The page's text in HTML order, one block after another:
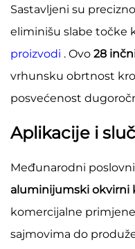
Sastavljeni su
eliminišu slabe točke
proizvodi . Ovo 28
vrhunsku obrtnost
posvećenost
Aplikacije i
Međunarodni
aluminijumski okvirni
komercijalne
sajmovima do